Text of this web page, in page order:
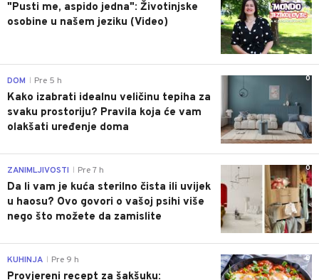
"Pusti me, aspido jedna": Životinjske
osobine u našem jeziku (Video)
0
DOM Pre 5 h
Kako izabrati idealnu veličinu tepiha za
svaku prostoriju? Pravila koja će vam
olakšati uređenje doma
0
ZANIMLJIVOSTI Pre 7 h
Da li vam je kuća sterilno čista ili uvijek
u haosu? Ovo govori o vašoj psihi više
nego što možete da zamislite
0
KUHINJA Pre 9 h
Provjereni recept za šakšuku: